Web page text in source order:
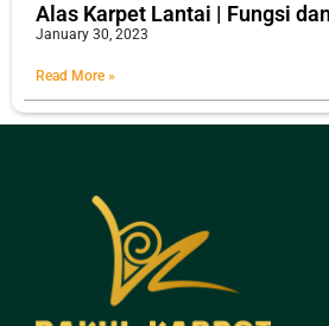
Alas Karpet Lantai | Fungsi
January 30, 2023
Read More »